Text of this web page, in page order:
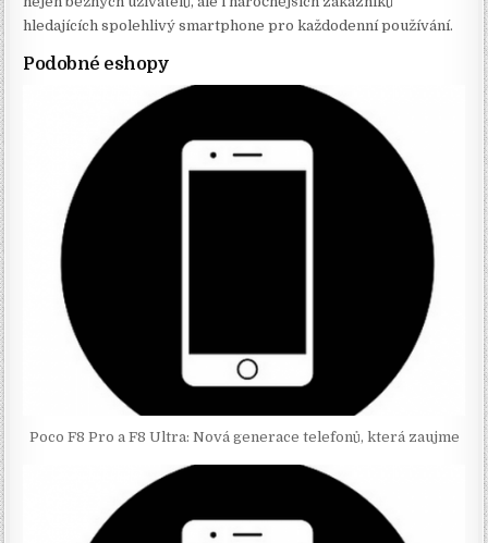
hledajících spolehlivý smartphone pro každodenní používání.
Podobné eshopy
Poco F8 Pro a F8 Ultra: Nová generace telefonů, která zaujme